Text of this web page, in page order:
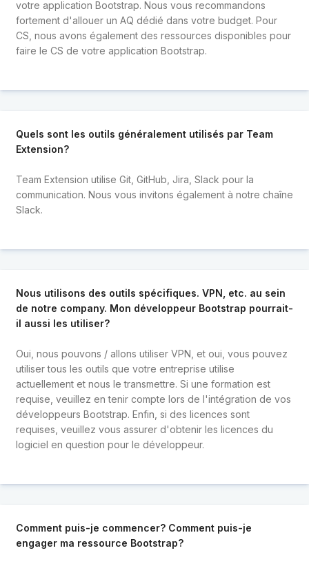
votre application Bootstrap. Nous vous recommandons
fortement d'allouer un AQ dédié dans votre budget. Pour
CS, nous avons également des ressources disponibles pour
faire le CS de votre application Bootstrap.
Quels sont les outils généralement utilisés par Team
Extension?
Team Extension utilise Git, GitHub, Jira, Slack pour la
communication. Nous vous invitons également à notre chaîne
Slack.
Nous utilisons des outils spécifiques. VPN, etc. au sein
de notre company. Mon développeur Bootstrap pourrait-
il aussi les utiliser?
Oui, nous pouvons / allons utiliser VPN, et oui, vous pouvez
utiliser tous les outils que votre entreprise utilise
actuellement et nous le transmettre. Si une formation est
requise, veuillez en tenir compte lors de l'intégration de vos
développeurs Bootstrap. Enfin, si des licences sont
requises, veuillez vous assurer d'obtenir les licences du
logiciel en question pour le développeur.
Comment puis-je commencer? Comment puis-je
engager ma ressource Bootstrap?